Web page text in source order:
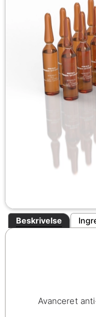
Beskrivelse
Avanceret